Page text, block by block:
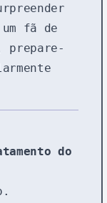
fã de
prepare-
do